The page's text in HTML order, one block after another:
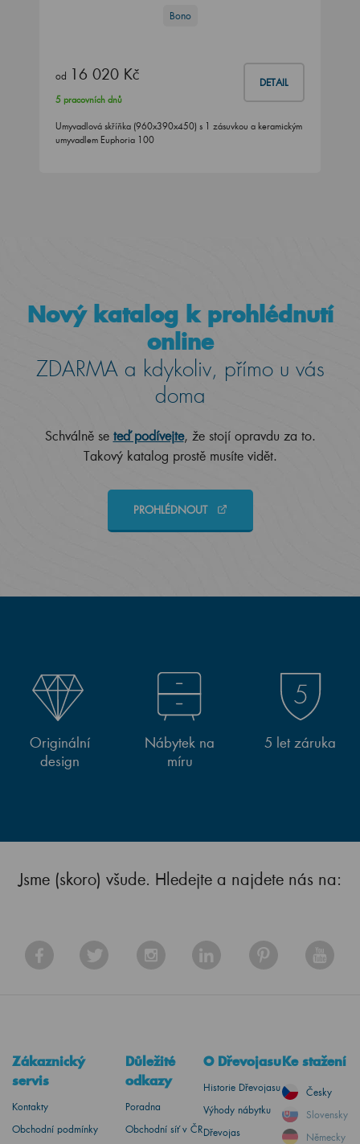
Bono
od 16 020 Kč DETAIL
5 pracovních dnů
Umyvadlová skříňka (960x390x450) s 1 zásuvkou a keramickým
umyvadlem Euphoria 100
Nový katalog k prohlédnutí
online
ZDARMA a kdykoliv, přímo u vás
doma
Schválně se teď podívejte, že stojí opravdu za to.
Takový katalog prostě musíte vidět.
PROHLÉDNOUT
Originální
design
Nábytek na
míru
5 let záruka
Jsme (skoro) všude. Hledejte a najdete nás na:
Zákaznický
servis
Kontakty
Obchodní podmínky
Důležité
odkazy
Poradna
Obchodní síť v ČR
O Dřevojasu
Historie Dřevojasu
Výhody nábytku
Dřevojas
Ke stažení
Česky
Slovensky
Německy